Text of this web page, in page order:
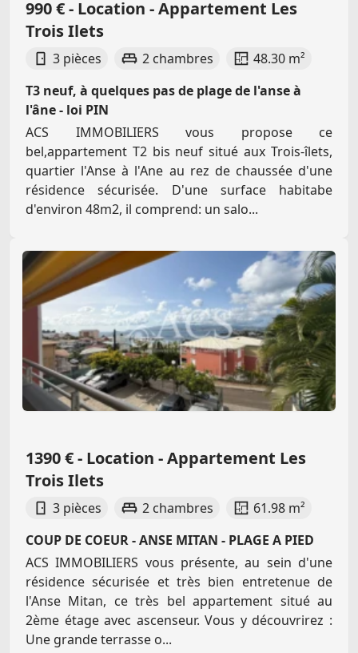
990 € - Location - Appartement Les
Trois Ilets
3 pièces 2 chambres
48.30 m²
T3 neuf, à quelques pas de plage de l'anse à
l'âne - loi PIN
ACS IMMOBILIERS vous propose ce
bel,appartement T2 bis neuf situé aux Trois-îlets,
quartier l'Anse à l'Ane au rez de chaussée d'une
résidence sécurisée. D'une surface habitabe
d'environ 48m2, il comprend: un salo...
1390 € - Location - Appartement Les
Trois Ilets
3 pièces 2 chambres
61.98 m²
COUP DE COEUR - ANSE MITAN - PLAGE A PIED
ACS IMMOBILIERS vous présente, au sein d'une
résidence sécurisée et très bien entretenue de
l'Anse Mitan, ce très bel appartement situé au
2ème étage avec ascenseur. Vous y découvrirez :
Une grande terrasse o...